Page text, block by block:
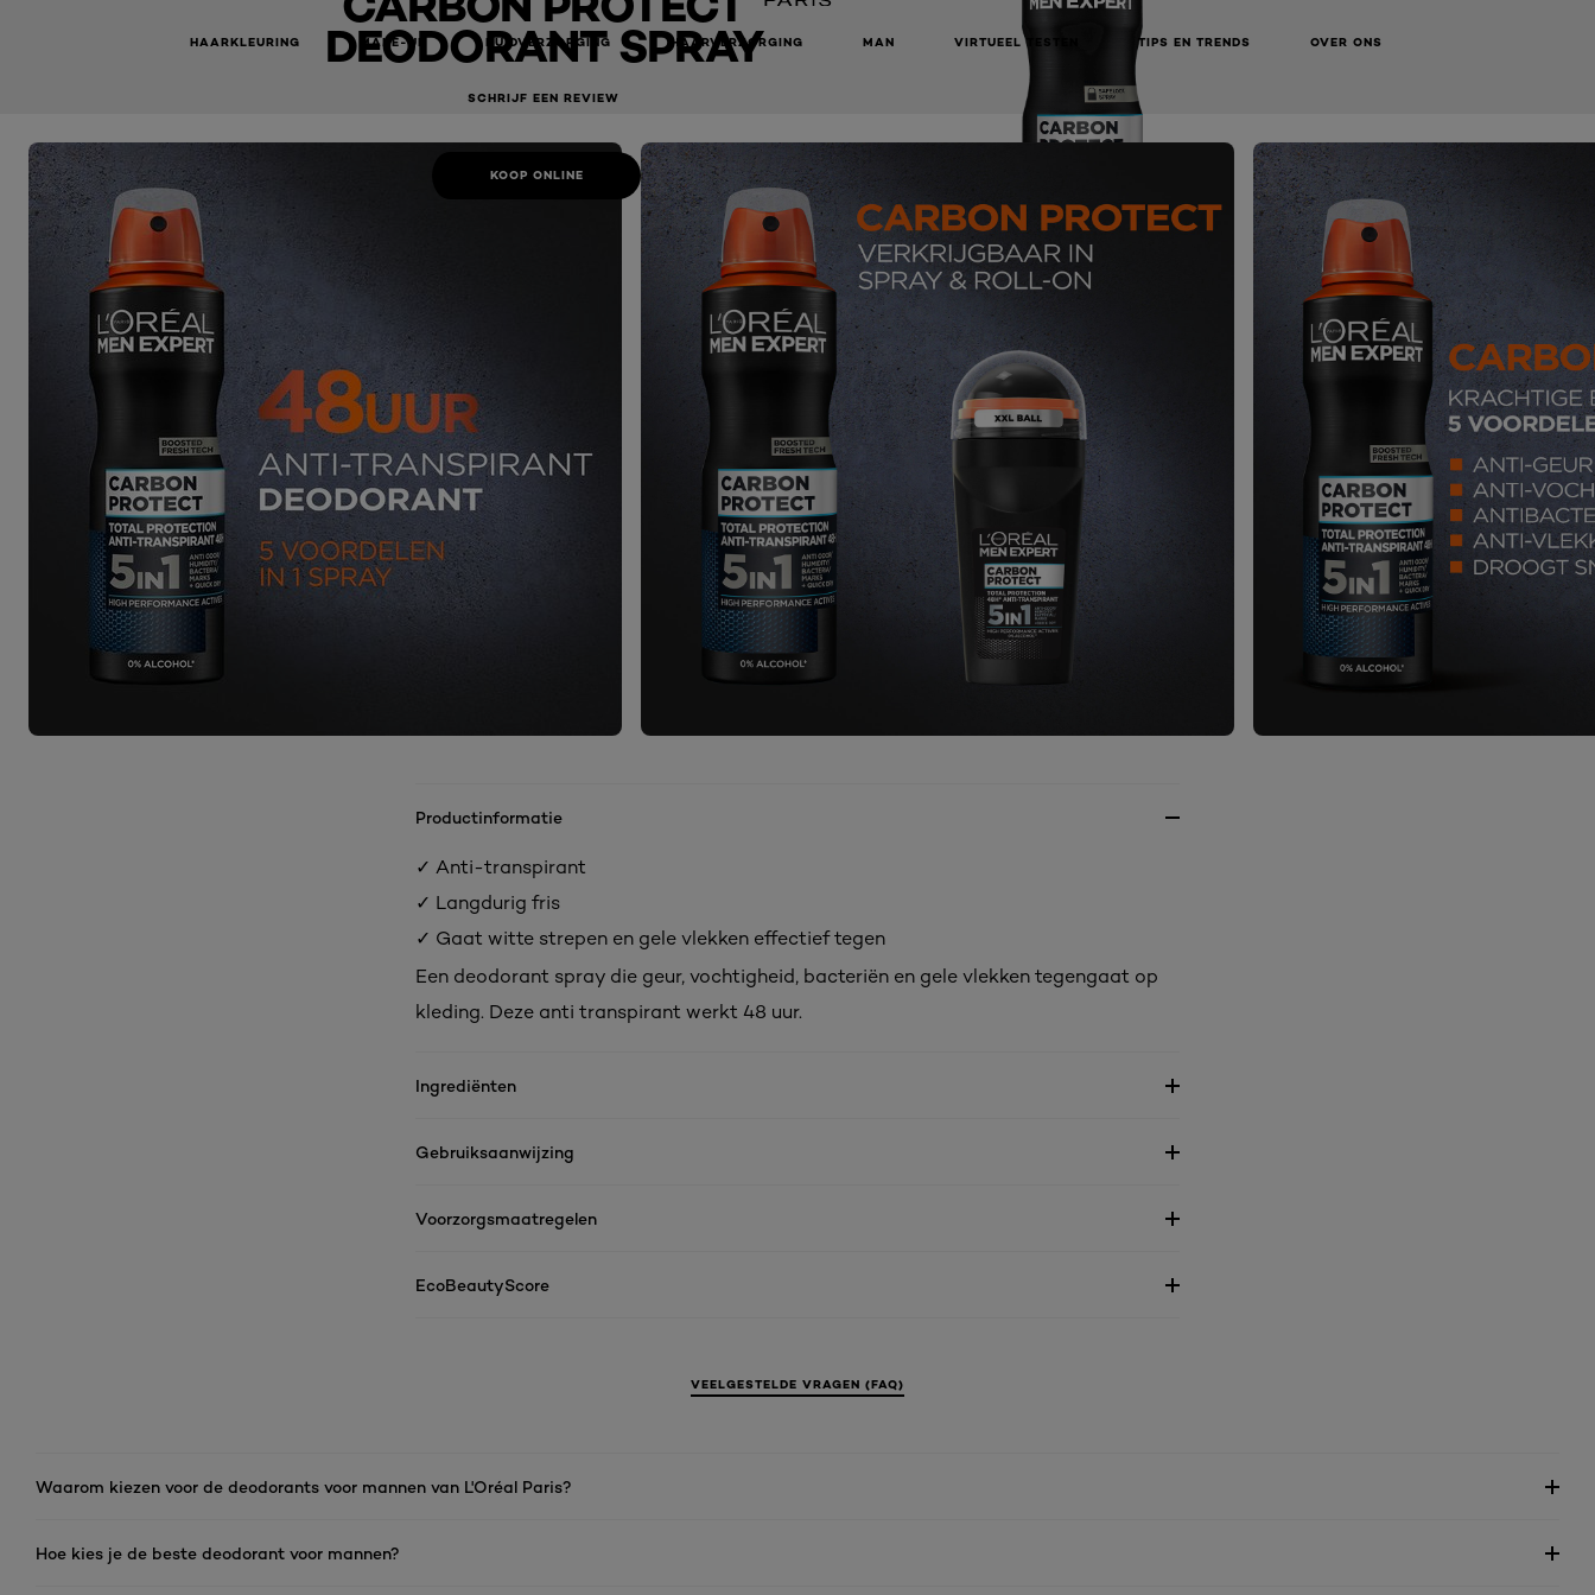
HAARKLEURING MAKE-UP HUIDVERZORGING HAARVERZORGING MAN VIRTUEEL TESTEN TIPS EN TRENDS OVER ONS
DEODORANT SPRAY
SCHRIJF EEN REVIEW
KOOP ONLINE
Productinformatie
✓ Anti-transpirant
✓ Langdurig fris
✓ Gaat witte strepen en gele vlekken effectief tegen
Een deodorant spray die geur, vochtigheid, bacteriën en gele vlekken tegengaat op
kleding. Deze anti transpirant werkt 48 uur.
Ingrediënten
Gebruiksaanwijzing
Voorzorgsmaatregelen
EcoBeautyScore
VEELGESTELDE VRAGEN (FAQ)
Waarom kiezen voor de deodorants voor mannen van L'Oréal Paris?
Hoe kies je de beste deodorant voor mannen?